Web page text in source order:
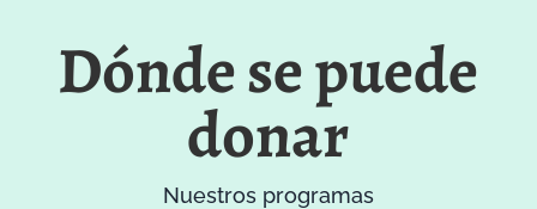
Dónde se puede
donar
Nuestros programas